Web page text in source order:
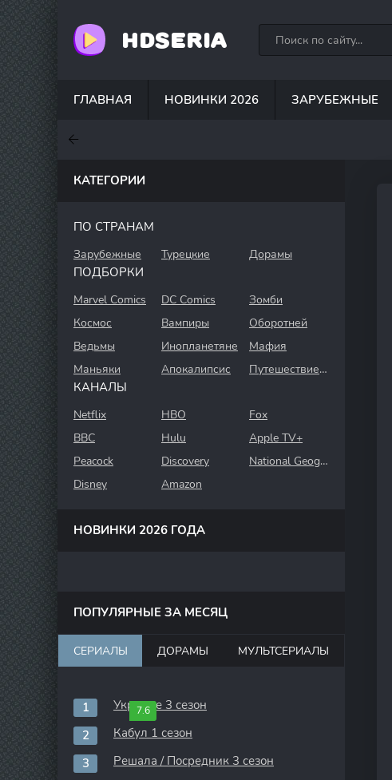
HDSERIA
ГЛАВНАЯ НОВИНКИ 2026 ЗАРУБЕЖНЫЕ
КАТЕГОРИИ
ПО СТРАНАМ
Зарубежные Турецкие Дорамы
ПОДБОРКИ
Marvel Comics DC Comics
Зомби
Космос
Вампиры
Оборотней
Ведьмы
Инопланетяне
Мафия
Маньяки
Апокалипсис Путешествие во времени
КАНАЛЫ
Netflix HBO
Fox
BBC
Hulu
Apple TV+
Peacock
Discovery
National Geographic
Disney
Amazon
НОВИНКИ 2026 ГОДА
ПОПУЛЯРНЫЕ ЗА МЕСЯЦ
СЕРИАЛЫ ДОРАМЫ МУЛЬТСЕРИАЛЫ
7.6
Укрытие 3 сезон
Кабул 1 сезон
Решала / Посредник 3 сезон